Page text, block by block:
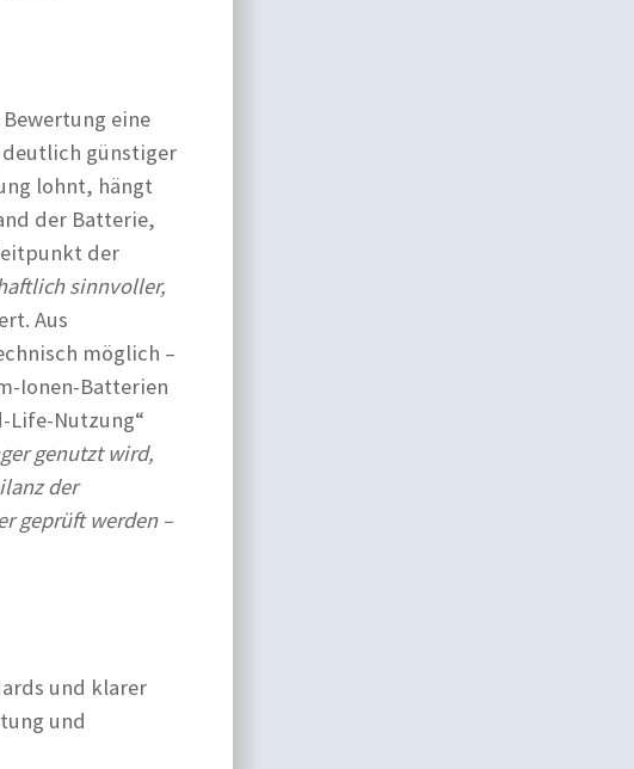
eine
günstiger
lohnt, hängt
der Batterie,
der
sinnvoller,
Aus
möglich –
Ionen-Batterien
Life-Nutzung“
genutzt wird,
der
geprüft werden –
und klarer
und